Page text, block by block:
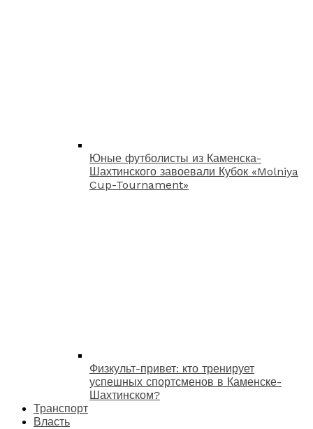
Юные футболисты из Каменска-
Шахтинского завоевали Кубок «Molniya
Cup-Tournament»
Физкульт-привет: кто тренирует
успешных спортсменов в Каменске-
Шахтинском?
Транспорт
Власть